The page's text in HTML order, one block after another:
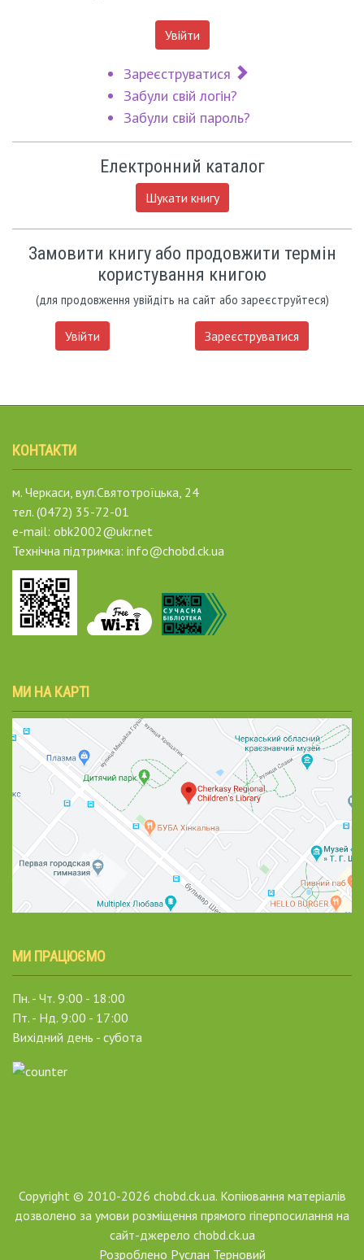
Увійти
Зареєструватися
Забули свій логін?
Забули свій пароль?
Електронний каталог
Шукати книгу
Замовити книгу або продовжити термін
користування книгою
(для продовження увійдіть на сайт або зареєструйтеся)
Увійти Зареєструватися
КОНТАКТИ
м. Черкаси, вул.Святотроїцька, 24
тел. (0472) 35-72-01
e-mail: obk2002@ukr.net
Технічна підтримка: info@chobd.ck.ua
МИ НА КАРТІ
МИ ПРАЦЮЄМО
Пн. - Чт. 9:00 - 18:00
Пт. - Нд. 9:00 - 17:00
Вихідний день - субота
Copyright © 2010-2026 chobd.ck.ua. Копіювання матеріалів
дозволено за умови розміщення прямого гіперпосилання на
сайт-джерело chobd.ck.ua
Розроблено Руслан Терновий